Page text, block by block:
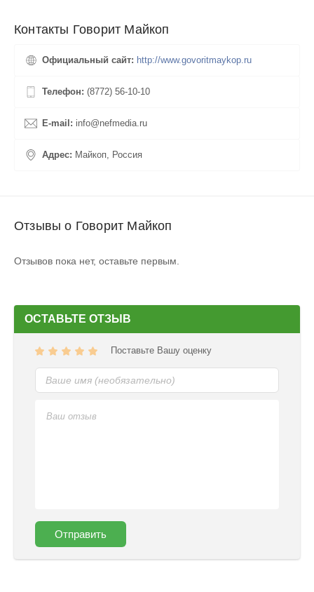
Контакты Говорит Майкоп
Официальный сайт: http://www.govoritmaykop.ru
Телефон: (8772) 56-10-10
E-mail: info@nefmedia.ru
Адрес: Майкоп, Россия
Отзывы о Говорит Майкоп
Отзывов пока нет, оставьте первым.
ОСТАВЬТЕ ОТЗЫВ
Поставьте Вашу оценку
Отправить